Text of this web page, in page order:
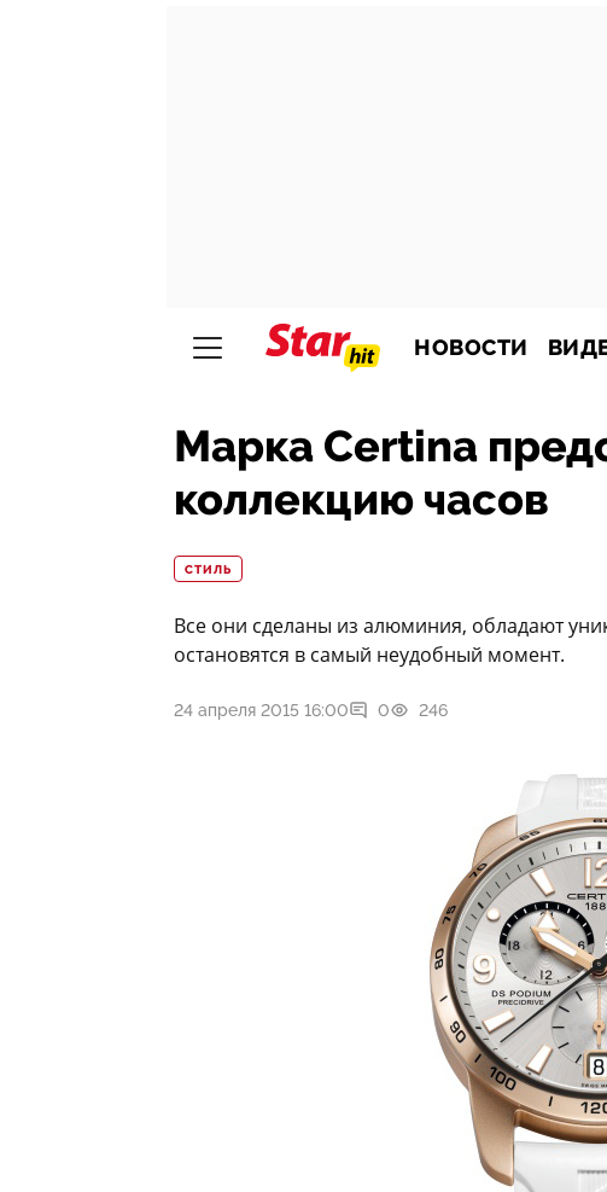
НОВОСТИ
Марка Certina
коллекцию часов
СТИЛЬ
Все они сделаны из алюминия, обладают
остановятся в самый неудобный момент.
24 апреля 2015 16:00 0 246